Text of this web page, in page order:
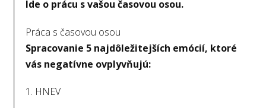
Ide o prácu s vašou časovou osou.
Práca s časovou osou
Spracovanie 5 najdôležitejších emócií, ktoré
vás negatívne ovplyvňujú:
1. HNEV